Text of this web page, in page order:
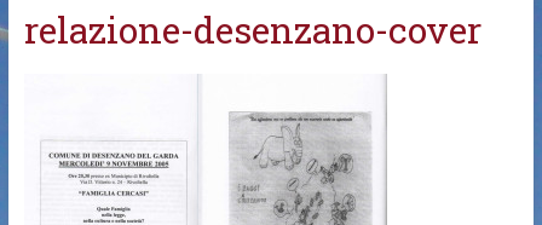
relazione-desenzano-cover